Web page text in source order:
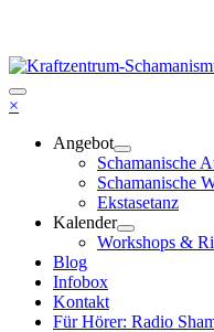
×
Angebot
Schamanische
Schamanische
Ekstasetanz
Kalender
Workshops &
Blog
Infobox
Kontakt
Für Hörer: Radio